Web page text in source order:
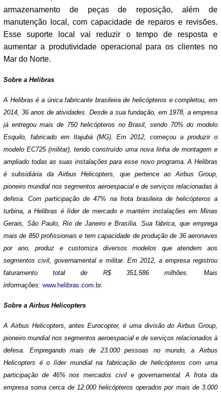
armazenamento de peças de reposição, além de
manutenção local, com capacidade de reparos e revisões.
Esse suporte local vai reduzir o tempo de resposta e
aumentar a produtividade operacional para os clientes no
Mar do Norte.
Sobre a Helibras
A Helibras é a única fabricante brasileira de helicópteros e completou, em
2014, 36 anos de atividades. Desde a sua fundação, em 1978, a empresa
já entregou mais de 750 helicópteros no Brasil, sendo 70% do modelo
Esquilo, fabricado em Itajubá (MG). Em 2012, começou a produzir o
modelo EC725 (militar), tendo construído uma nova linha de montagem e
ampliado todas as suas instalações para esse novo programa. A Helibras
é subsidiária da Airbus Helicopters, que pertence ao Airbus Group,
pioneiro mundial nos segmentos aeroespacial e de serviços relacionadas à
defesa. Com participação de 47% na frota brasileira de helicópteros a
turbina, a Helibras é líder de mercado e mantém instalações em Minas
Gerais, São Paulo, Rio de Janeiro e Brasília. Sua fábrica, que emprega
mais de 850 profissionais e tem capacidade de produção de 36 aeronaves
por ano, produz e customiza diversos modelos que atendem aos
segmentos civil, governamental e militar. Em 2012, a empresa registrou
faturamento total de R$ 351,586 milhões. Mais
informações: www.helibras.com.br.
Sobre a Airbus Helicopters
A Airbus Helicopters, antes Eurocopter, é uma divisão do Airbus Group,
pioneiro mundial nos segmentos aeroespacial e de serviços relacionados à
defesa. Empregando mais de 23.000 pessoas no mundo, a Airbus
Helicopters é o líder mundial na fabricação de helicópteros com uma
participação de 46% nos mercados civil e governamental. A frota da
empresa soma cerca de 12.000 helicópteros operados por mais de 3.000